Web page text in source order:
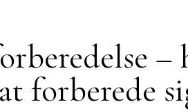
–
forberede